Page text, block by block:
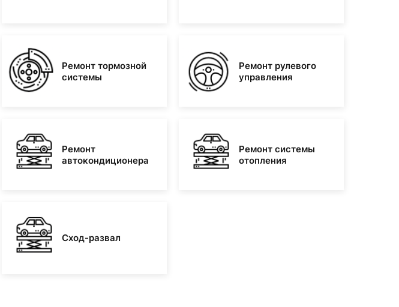
Ремонт тормозной
системы
Ремонт рулевого
управления
Ремонт
автокондиционера
Ремонт системы
отопления
Сход-развал